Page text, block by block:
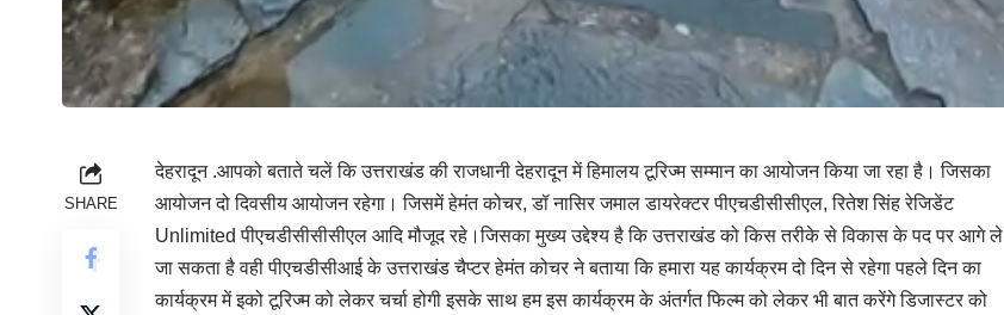
SHARE
देहरादून .आपको बताते चलें कि उत्तराखंड की राजधानी देहरादून में हिमालय टूरिज्म सम्मान का आयोजन किया जा रहा है। जिसका
आयोजन दो दिवसीय आयोजन रहेगा। जिसमें हेमंत कोचर, डॉ नासिर जमाल डायरेक्टर पीएचडीसीसीएल, रितेश सिंह रेजिडेंट
Unlimited पीएचडीसीसीसीएल आदि मौजूद रहे।जिसका मुख्य उद्देश्य है कि उत्तराखंड को किस तरीके से विकास के पद पर आगे ले
जा सकता है वही पीएचडीसीआई के उत्तराखंड चैप्टर हेमंत कोचर ने बताया कि हमारा यह कार्यक्रम दो दिन से रहेगा पहले दिन का
कार्यक्रम में इको टूरिज्म को लेकर चर्चा होगी इसके साथ हम इस कार्यक्रम के अंतर्गत फिल्म को लेकर भी बात करेंगे डिजास्टर को